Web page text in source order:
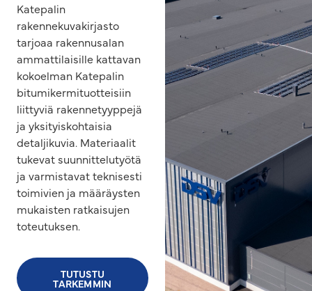
Katepalin
rakennekuvakirjasto
tarjoaa rakennusalan
ammattilaisille kattavan
kokoelman Katepalin
bitumikermituotteisiin
liittyviä rakennetyyppejä
ja yksityiskohtaisia
detaljikuvia. Materiaalit
tukevat suunnittelutyötä
ja varmistavat teknisesti
toimivien ja määräysten
mukaisten ratkaisujen
toteutuksen.
TUTUSTU
TARKEMMIN